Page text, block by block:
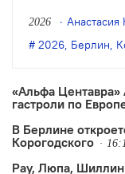
Новицкого
Михаила
2026
Анастасия
2026 Берлин
«Альфа Центавра»
гастроли по
В Берлине
Корогодского
Рау, Люпа,